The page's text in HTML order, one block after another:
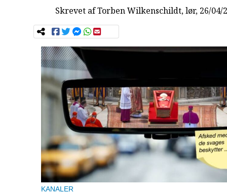
Skrevet afTorben Wilkenschildt, lør, 26/04/
KANALER